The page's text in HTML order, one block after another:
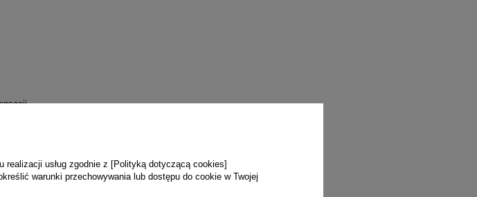
do temperatury 1200*C
usług zgodnie z [Polityką dotyczącą cookies]
warunki przechowywania lub dostępu do cookie w Twojej